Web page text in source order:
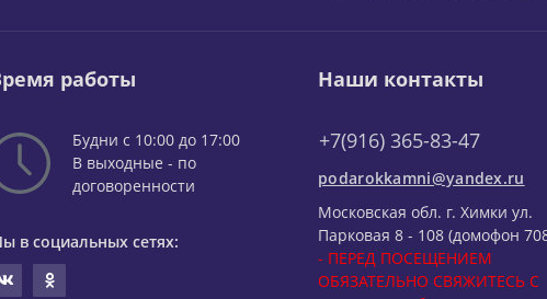
работы
Будни с 10:00 до 17:00
В выходные - по
договоренности
в социальных сетях:
Наши контакты
+7(916) 365-83-47
podarokkamni@yandex.ru
Московская обл. г. Химки ул.
Парковая 8 - 108 (домофон
- ПЕРЕД ПОСЕЩЕНИЕМ
ОБЯЗАТЕЛЬНО СВЯЖИТЕСЬ С